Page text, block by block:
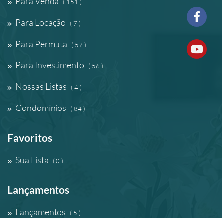
( 151 )
Para Locação ( 7 )
Para Permuta ( 57 )
Para Investimento ( 56 )
Nossas Listas ( 4 )
Condomínios ( 84 )
Favoritos
Sua Lista ( 0 )
Lançamentos
Lançamentos ( 5 )